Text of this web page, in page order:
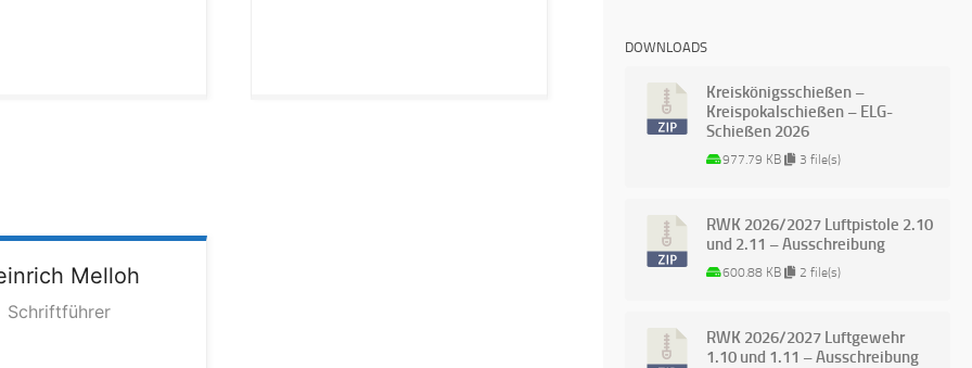
Melloh
Schriftführer
DOWNLOADS
Kreiskönigsschießen –
Kreispokalschießen – ELG-
Schießen 2026
977.79 KB 3 file(s)
RWK 2026/2027 Luftpistole 2.10
und 2.11 – Ausschreibung
600.88 KB 2 file(s)
RWK 2026/2027 Luftgewehr
1.10 und 1.11 – Ausschreibung